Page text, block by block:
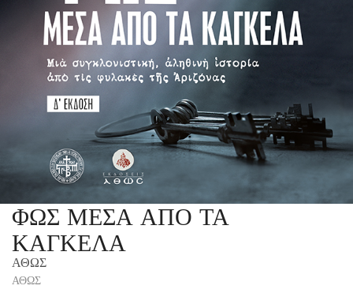
ΦΩΣ ΜΕΣΑ ΑΠΟ ΤΑ
ΚΑΓΚΕΛΑ
ΑΘΩΣ
ΑΘΩΣ